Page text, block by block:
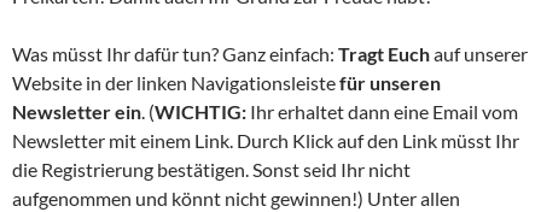
Was müsst Ihr dafür tun? Ganz einfach: Tragt Euchauf unserer
Website in der linken Navigationsleistefür unseren
Newsletterein. (WICHTIG: Ihr erhaltet dann eine Email vom
Newsletter mit einem Link. Durch Klick auf den Link müsst Ihr
die Registrierung bestätigen. Sonst seid Ihr nicht
aufgenommen und könnt nicht gewinnen!) Unter allen